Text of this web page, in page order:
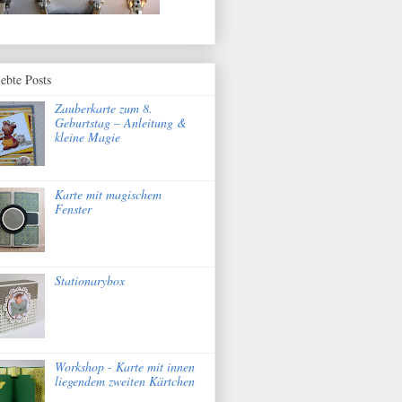
Posts
Zauberkarte zum 8.
Geburtstag – Anleitung &
kleine Magie
Karte mit magischem
Fenster
Stationarybox
Workshop - Karte mit innen
liegendem zweiten Kärtchen